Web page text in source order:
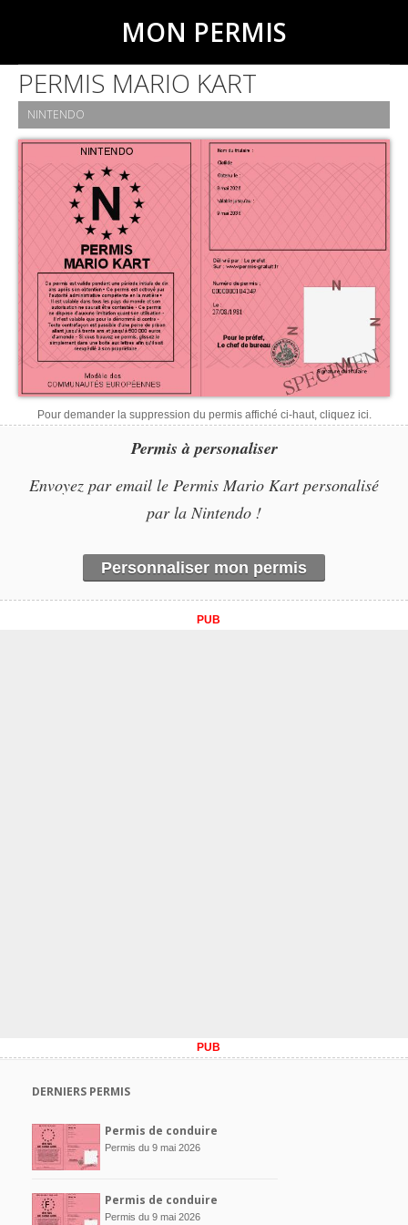
MON PERMIS
PERMIS MARIO KART
NINTENDO
Pour demander la suppression du permis affiché ci-haut, cliquez ici.
Permis à personaliser
Envoyez par email le Permis Mario Kart personalisé
par la Nintendo !
Personnaliser mon permis
PUB
PUB
DERNIERS PERMIS
Permis de conduire
Permis du 9 mai 2026
Permis de conduire
Permis du 9 mai 2026